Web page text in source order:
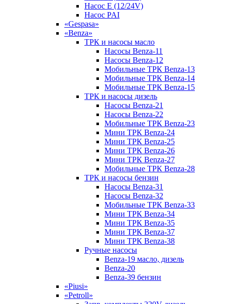
Насос E (12/24V)
Насос PAI
«Gespasa»
«Benza»
ТРК и насосы масло
Насосы Benza-11
Насосы Benza-12
Мобильные ТРК Benza-13
Мобильные ТРК Benza-14
Мобильные ТРК Benza-15
ТРК и насосы дизель
Насосы Benza-21
Насосы Benza-22
Мобильные ТРК Benza-23
Мини ТРК Benza-24
Мини ТРК Benza-25
Мини ТРК Benza-26
Мини ТРК Benza-27
Мобильные ТРК Benza-28
ТРК и насосы бензин
Насосы Benza-31
Насосы Benza-32
Мобильные ТРК Benza-33
Мини ТРК Benza-34
Мини ТРК Benza-35
Мини ТРК Benza-37
Мини ТРК Benza-38
Ручные насосы
Benza-19 масло, дизель
Benza-20
Benza-39 бензин
«Piusi»
«Petroll»